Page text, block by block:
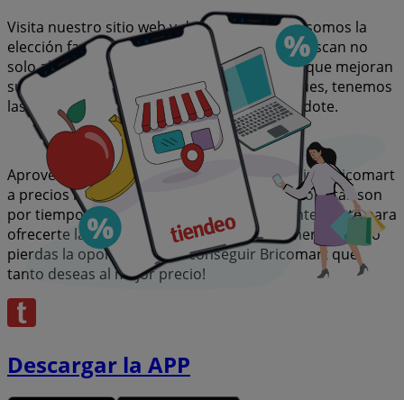
Visita nuestro sitio web y descubre por qué somos la
elección favorita de miles de usuarios que buscan no
solo ahorrar, sino también adquirir marcas que mejoran
su calidad de vida. Sea lo que sea que busques, tenemos
las mejores ofertas y promociones esperándote.
Aprovecha esta oportunidad única de adquirir Bricomart
a precios insuperables. Recuerda, nuestras ofertas son
por tiempo limitado y se actualizan constantemente para
ofrecerte las marcas más destacadas del mercado. ¡No
pierdas la oportunidad de conseguir Bricomart que
tanto deseas al mejor precio!
Descargar la APP